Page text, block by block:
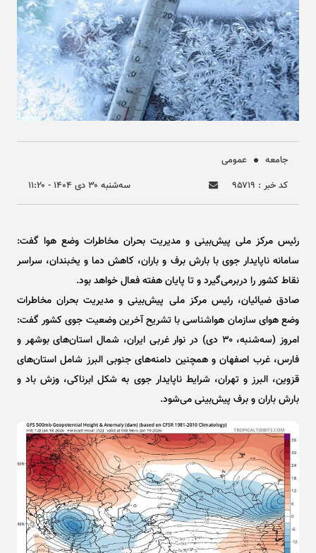
جامعه
عمومی
کد خبر : ۹۵۷۱۹
سه‌شنبه ۳۰ دی ۱۴۰۴ - ۱۱:۲۰
رئیس مرکز ملی پیش‌بینی و مدیریت بحران مخاطرات وضع هوا گفت:
سامانه ناپایدار جوی با بارش برف و باران، کاهش دما و یخبندان، سراسر
نقاط کشور را دربرمی‌گیرد و تا پایان هفته فعال خواهد بود.
صادق ضیائیان، رئیس مرکز ملی پیش‌بینی و مدیریت بحران مخاطرات
وضع هوای سازمان هواشناسی با تشریح آخرین وضعیت جوی کشور گفت:
امروز (سه‌شنبه، ۳۰ دی) در نوار غربی ایران، شمال استان‌های بوشهر و
فارس، غرب اصفهان و همچنین دامنه‌های جنوبی البرز شامل استان‌های
قزوین، البرز و تهران، شرایط ناپایدار جوی به شکل ابرناکی، وزش باد و
بارش باران و برف پیش‌بینی می‌شود.